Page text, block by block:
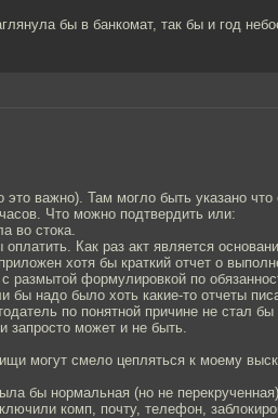
бы в банкомат, так бы и год
это важно). Там могло быть указано
Что можно подтвердить или:
во стока.
Как раз акт является
хотя бы краткий отчет о
размытой формулировкой по
бы надо было хоть какие-то отчеты
по понятной причине не стал бы
запросто может и не быть.
могут смело цепляться к моему
бы нормальная (но не
комп, почту, телефон,